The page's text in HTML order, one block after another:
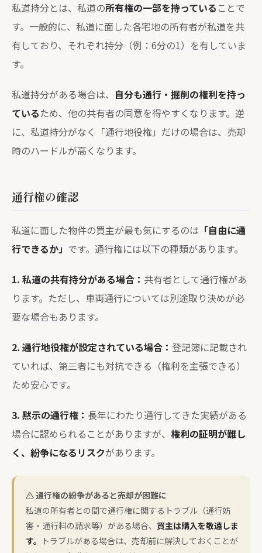
私道持分とは、私道の所有権の一部を持っている ことで
す。一般的に、私道に面した各宅地の所有者が私道を共
有しており、それぞれ持分（例：6分の1）を有していま
す。
私道持分がある場合は、 自分も通行・掘削の権利を持っ
ているため、他の共有者の同意を得やすくなります。逆
に、私道持分がなく「通行地役権」だけの場合は、売却
時のハードルが高くなります。
通行権の確認
私道に面した物件の買主が最も気にするのは 「自由に通
行できるか」 です。通行権には以下の種類があります。
1. 私道の共有持分がある場合： 共有者として通行権があ
ります。ただし、車両通行については別途取り決めが必
要な場合もあります。
2. 通行地役権が設定されている場合： 登記簿に記載され
ていれば、第三者にも対抗できる（権利を主張できる）
ため安心です。
3. 黙示の通行権： 長年にわたり通行してきた実績がある
場合に認められることがありますが、 権利の証明が難し
く、紛争になるリスクがあります。
通行権の紛争があると売却が困難に
私道の所有者との間で通行権に関するトラブル（通行妨
害・通行料の請求等）がある場合、 買主は購入を敬遠しま
す。
トラブルがある場合は、売却前に解決しておくことが